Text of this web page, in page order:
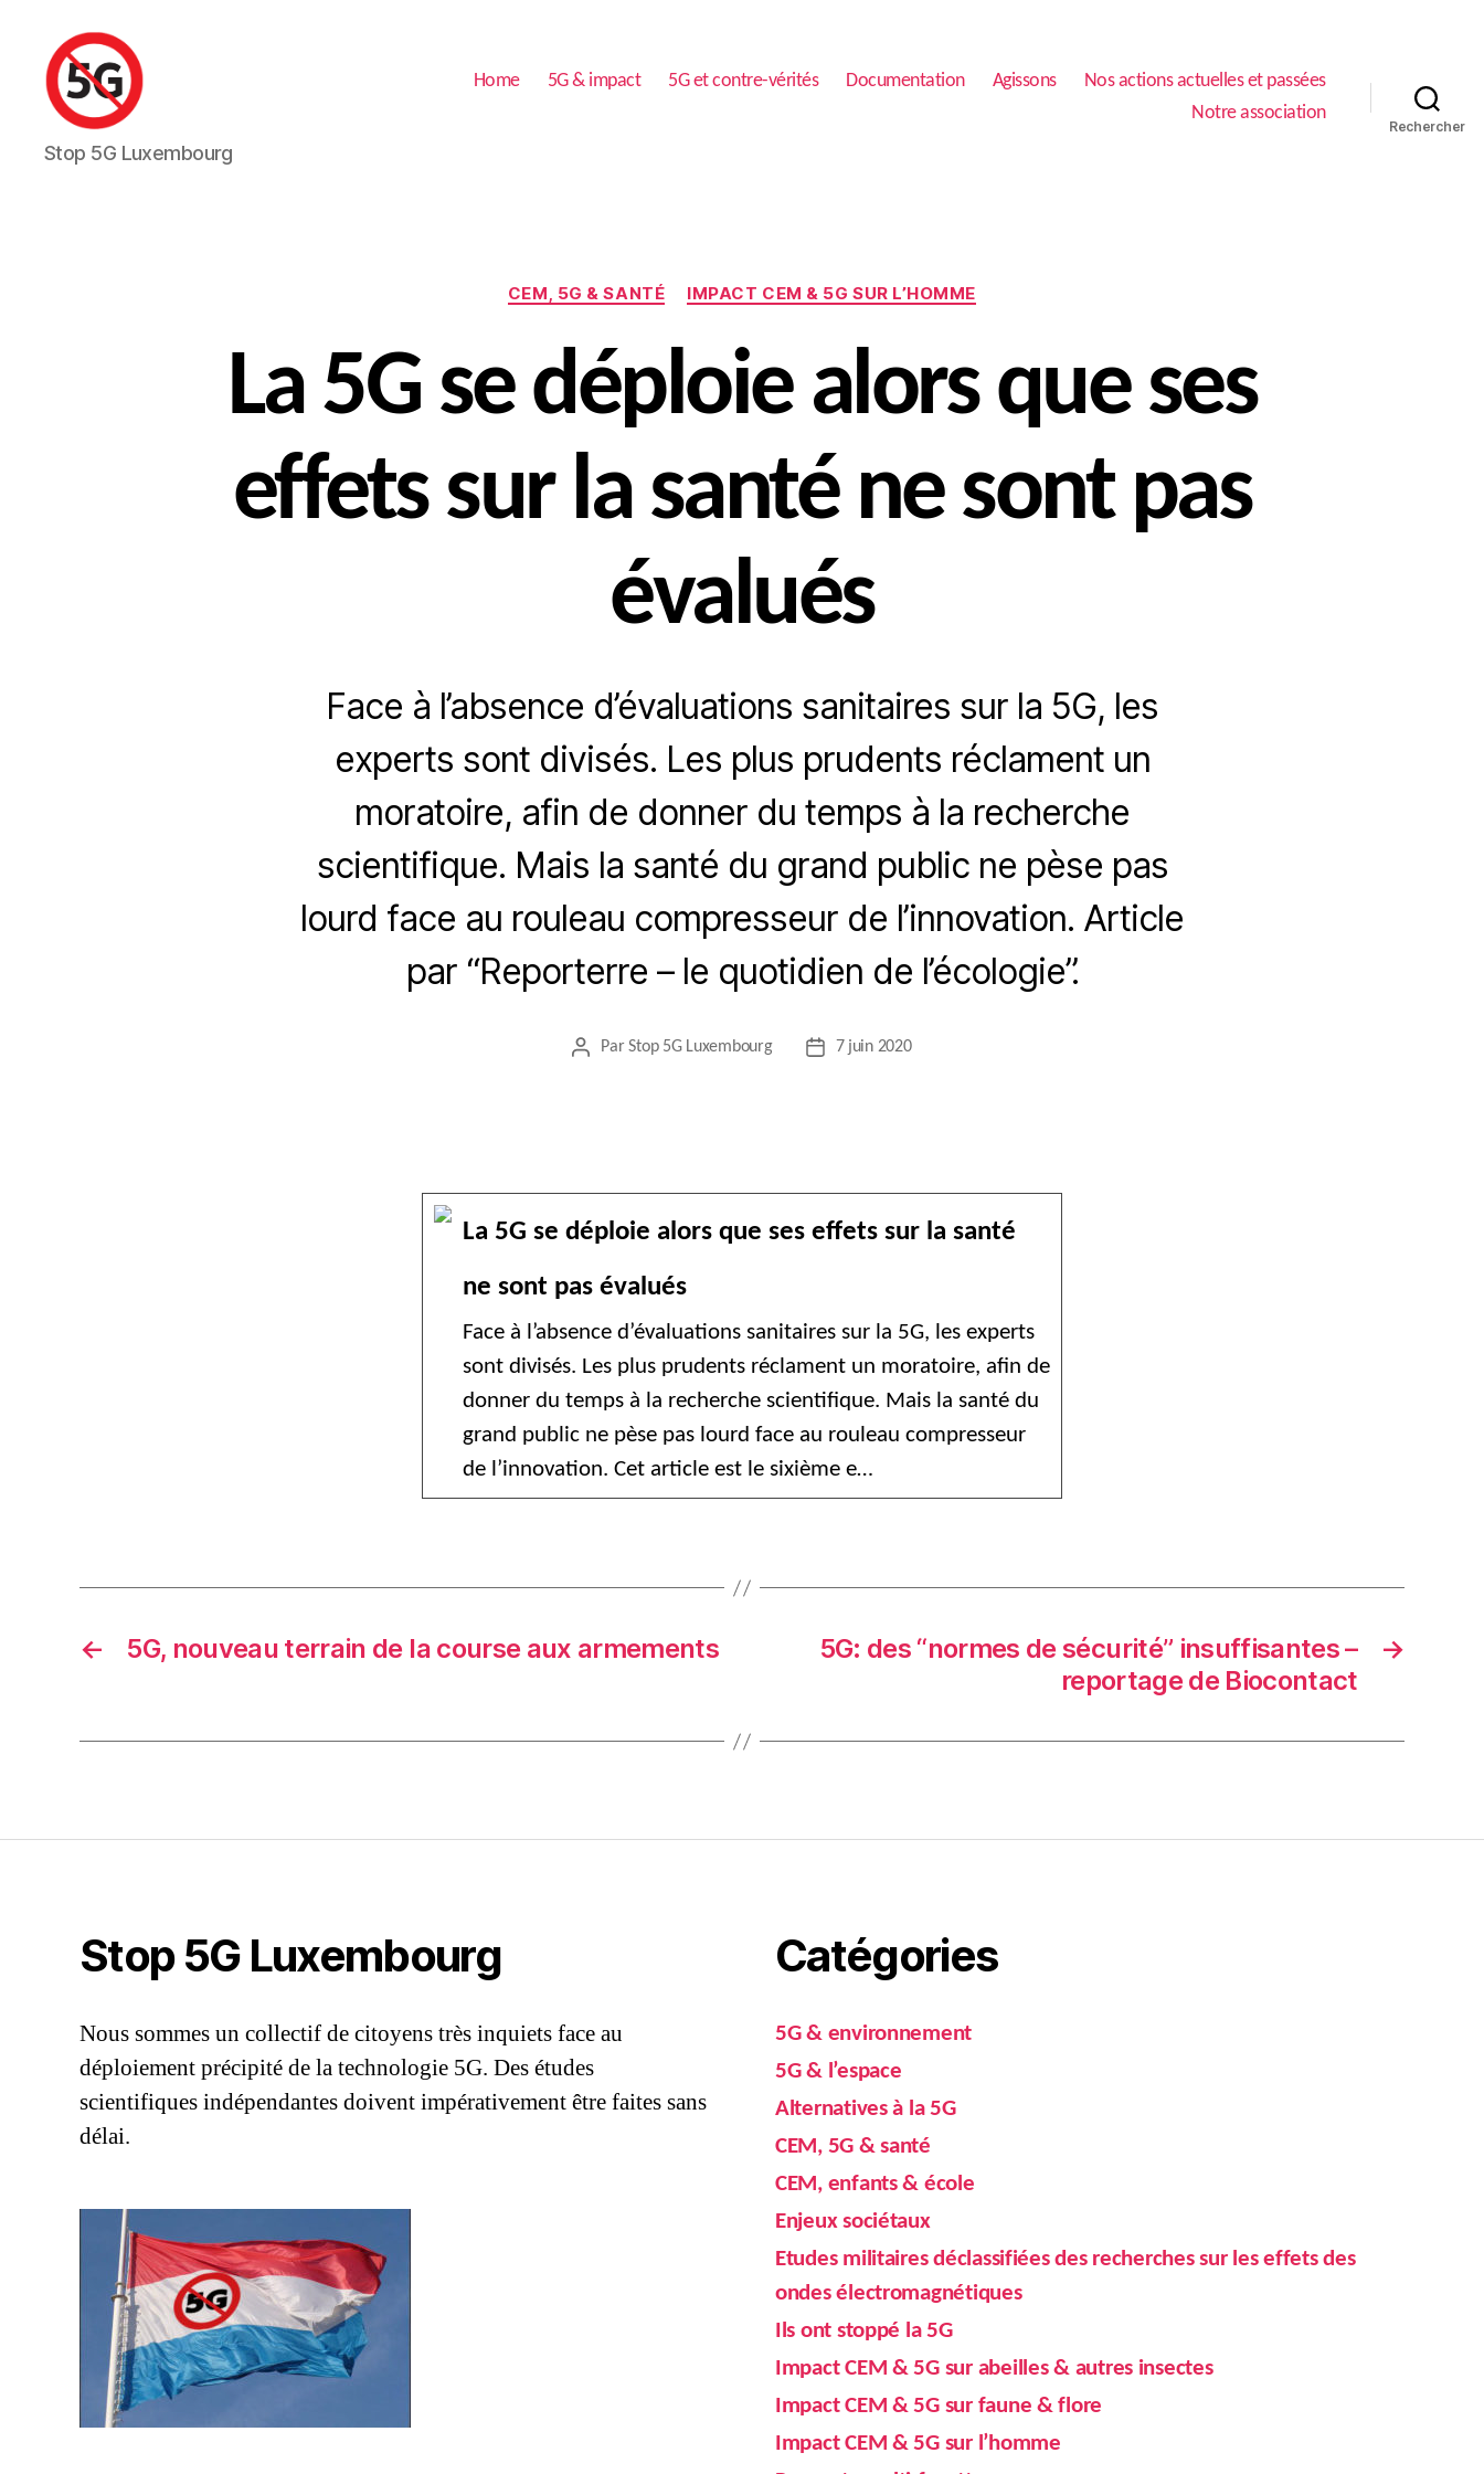
Stop
5G
Stop 5G Luxembourg
Home 5G & impact 5G et contre-vérités Documentation Agissons
Nos actions actuelles et passées
Notre association
Rechercher
Catégories
CEM, 5G & SANTÉ IMPACT CEM & 5G SUR L’HOMME
La 5G se déploie alors que ses
effets sur la santé ne sont pas
évalués
Face à l’absence d’évaluations sanitaires sur la 5G, les
experts sont divisés. Les plus prudents réclament un
moratoire, afin de donner du temps à la recherche
scientifique. Mais la santé du grand public ne pèse pas
lourd face au rouleau compresseur de l’innovation. Article
par “Reporterre – le quotidien de l’écologie”.
Auteur
ParStop 5G Luxembourg
Date7 juin 2020
La 5G se déploie alors que ses effets sur la santé
ne sont pas évalués
Face à l’absence d’évaluations sanitaires sur la 5G, les experts
sont divisés. Les plus prudents réclament un moratoire, afin de
donner du temps à la recherche scientifique. Mais la santé du
grand public ne pèse pas lourd face au rouleau compresseur
de l’innovation. Cet article est le sixième e…
← 5G, nouveau terrain de la course aux armements →
5G: des “normes de sécurité” insuffisantes –
reportage de Biocontact
Stop 5G Luxembourg
Nous sommes un collectif de citoyens très inquiets face au
déploiement précipité de la technologie 5G. Des études
scientifiques indépendantes doivent impérativement être faites sans
délai.
Catégories
5G & environnement
5G & l’espace
Alternatives à la 5G
CEM, 5G & santé
CEM, enfants & école
Enjeux sociétaux
Etudes militaires déclassifiées des recherches sur les effets des
ondes électromagnétiques
Ils ont stoppé la 5G
Impact CEM & 5G sur abeilles & autres insectes
Impact CEM & 5G sur faune & flore
Impact CEM & 5G sur l’homme